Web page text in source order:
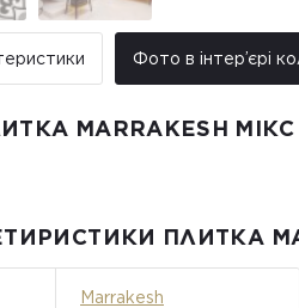
Фото в інтер’єрі
MARRAKESH МІКС
ПЛИТКА
Marrakesh